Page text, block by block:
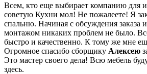
Всем, кто еще выбирает компанию для
советую Кухни мол! Не пожалеете! Я
спальню. Начиная с обсуждения заказа
монтажом никаких проблем не было.
быстро и качественно. К тому же мне
Огромное спасибо сборщику Алексею
Это мастер своего дела! Всю мебель
здесь.